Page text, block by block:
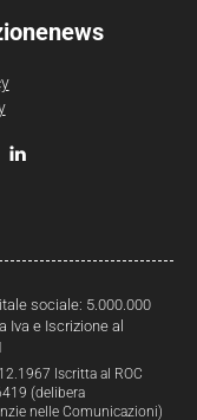
sociale: 5.000.000
Iva e Iscrizione al
Iscritta al ROC
(delibera
nelle Comunicazioni)